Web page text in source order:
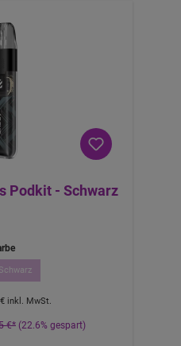
Podkit - Schwarz
Schwarz
inkl. MwSt.
€* (22.6% gespart)